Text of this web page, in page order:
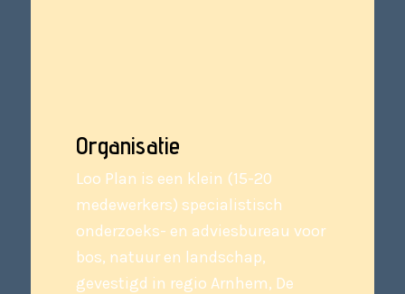
Organisatie
Loo Plan is een klein (15-20
medewerkers) specialistisch
onderzoeks- en adviesbureau voor
bos, natuur en landschap,
gevestigd in regio Arnhem, De